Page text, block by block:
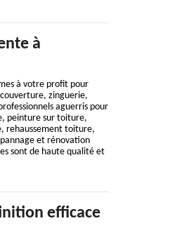
à
à votre profit pour
zinguerie,
aguerris pour
peinture sur toiture,
rehaussement toiture,
et rénovation
sont de haute qualité et
efficace